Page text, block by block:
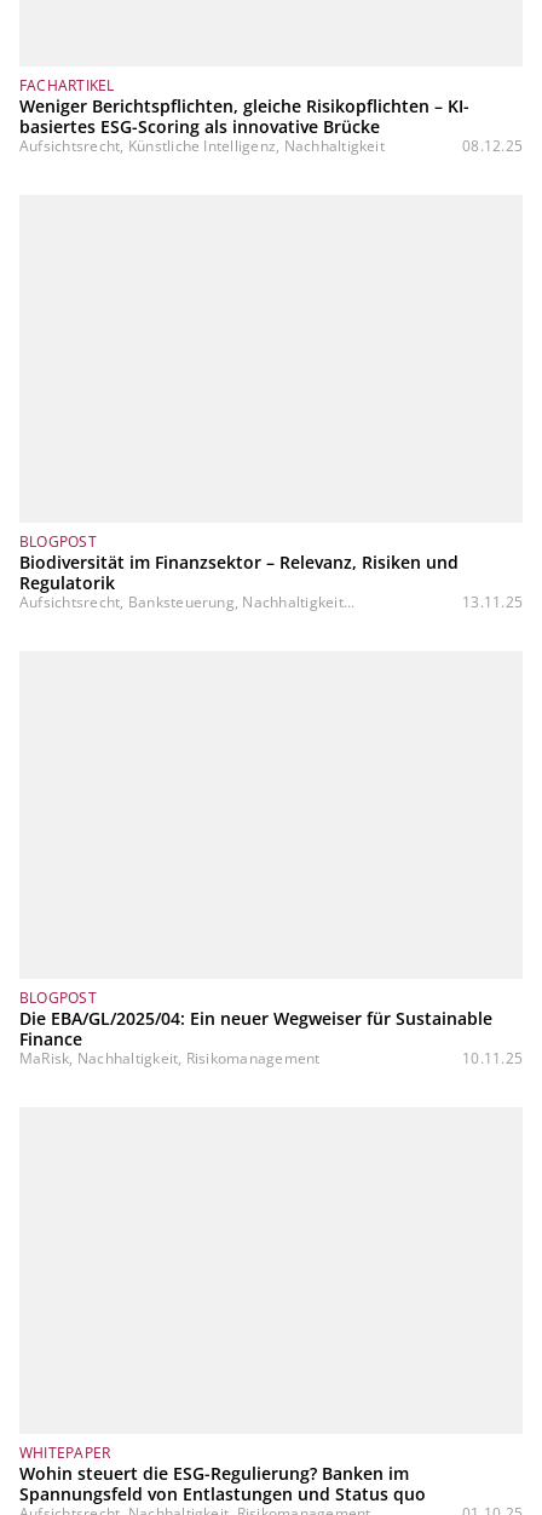
FACHARTIKEL
Weniger Berichtspflichten, gleiche Risikopflichten – KI-
basiertes ESG-Scoring als innovative Brücke
Aufsichtsrecht, Künstliche Intelligenz, Nachhaltigkeit 08.12.25
BLOGPOST
Biodiversität im Finanzsektor – Relevanz, Risiken und
Regulatorik
Aufsichtsrecht, Banksteuerung, Nachhaltigkeit... 13.11.25
BLOGPOST
Die EBA/GL/2025/04: Ein neuer Wegweiser für Sustainable
Finance
MaRisk, Nachhaltigkeit, Risikomanagement 10.11.25
WHITEPAPER
Wohin steuert die ESG-Regulierung? Banken im
Spannungsfeld von Entlastungen und Status quo